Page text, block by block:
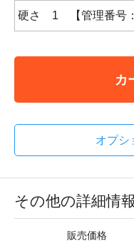
カ
オプシ
その他の詳細情報
販売価格